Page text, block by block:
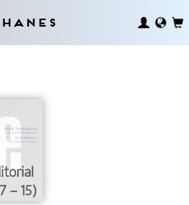
– 15)